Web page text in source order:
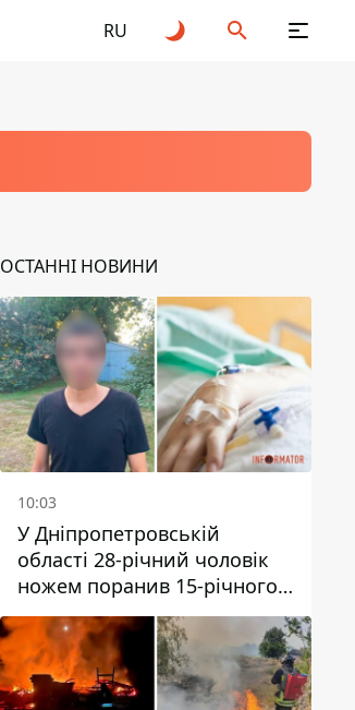
RU
ОСТАННІ НОВИНИ
10:03
У Дніпропетровській
області 28-річний чоловік
ножем поранив 15-річного
хлопця